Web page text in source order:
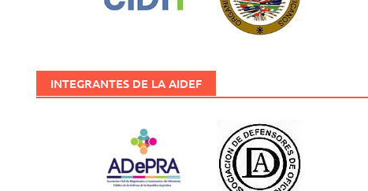
INTEGRANTES DE LA AIDEF